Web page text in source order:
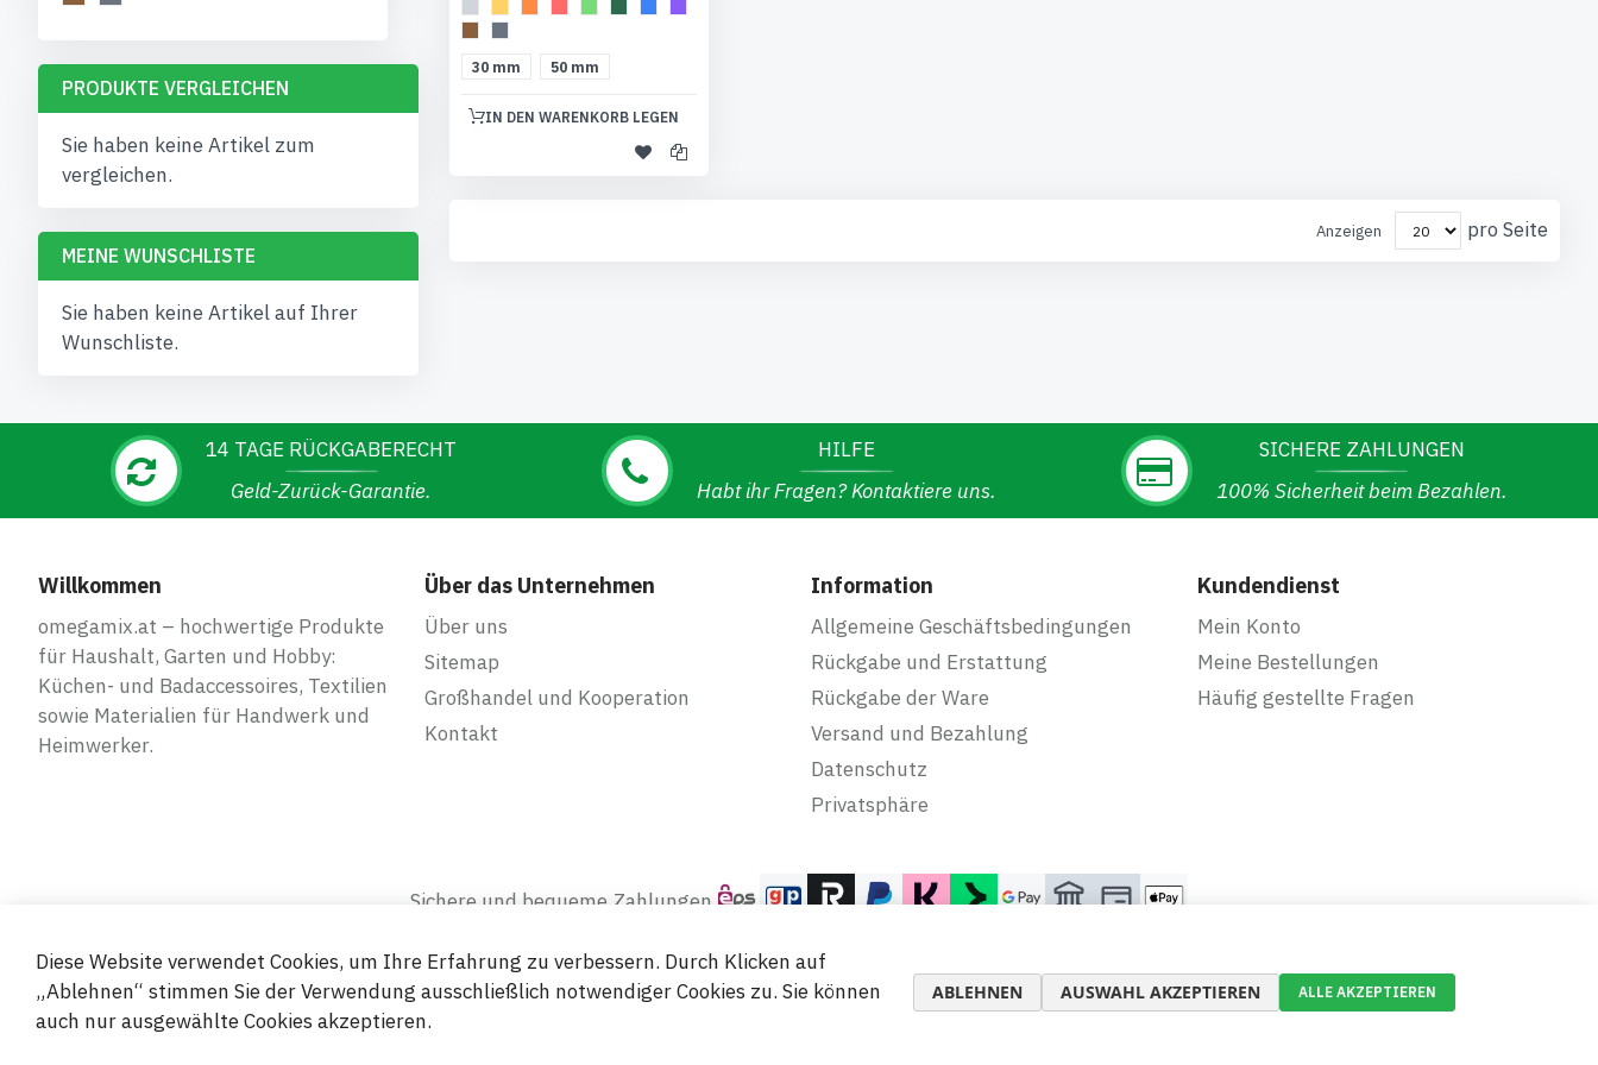
30 mm 50 mm
IN DEN WARENKORB LEGEN
Anzeigen pro Seite
PRODUKTE VERGLEICHEN
Sie haben keine Artikel zum
vergleichen.
MEINE WUNSCHLISTE
Sie haben keine Artikel auf Ihrer
Wunschliste.
14 TAGE RÜCKGABERECHT
Geld-Zurück-Garantie.
HILFE
Habt ihr Fragen? Kontaktiere uns.
SICHERE ZAHLUNGEN
100% Sicherheit beim Bezahlen.
Willkommen
omegamix.at – hochwertige Produkte
für Haushalt, Garten und Hobby:
Küchen- und Badaccessoires, Textilien
sowie Materialien für Handwerk und
Heimwerker.
Über das Unternehmen
Über uns
Sitemap
Großhandel und Kooperation
Kontakt
Information
Allgemeine Geschäftsbedingungen
Rückgabe und Erstattung
Rückgabe der Ware
Versand und Bezahlung
Datenschutz
Privatsphäre
Kundendienst
Mein Konto
Meine Bestellungen
Häufig gestellte Fragen
Sichere und bequeme Zahlungen
© 2019-2026 Megamix s.r.o.
Diese Website verwendet Cookies, um Ihre Erfahrung zu verbessern. Durch Klicken auf
„Ablehnen“ stimmen Sie der Verwendung ausschließlich notwendiger Cookies zu. Sie können
auch nur ausgewählte Cookies akzeptieren.
ABLEHNEN AUSWAHL AKZEPTIEREN ALLE AKZEPTIEREN